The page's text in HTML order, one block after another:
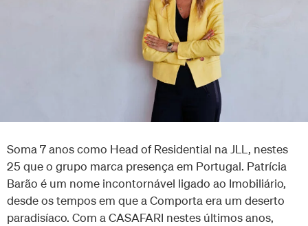
Soma 7 anos como Head of Residential na JLL, nestes
25 que o grupo marca presença em Portugal. Patrícia
Barão é um nome incontornável ligado ao Imobiliário,
desde os tempos em que a Comporta era um deserto
paradisíaco. Com a CASAFARI nestes últimos anos,